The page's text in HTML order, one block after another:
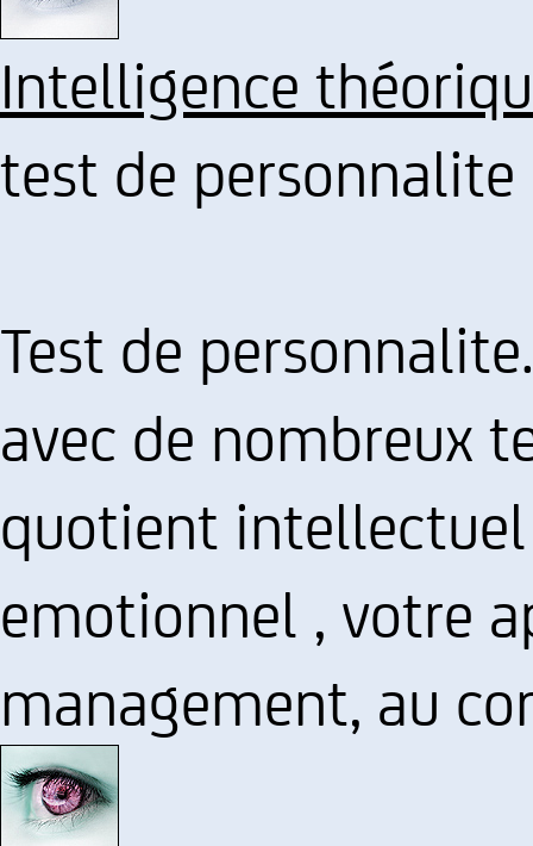
Intelligence
test de personnalite
Test de
avec de nombreux
quotient
emotionnel , votre
management, au